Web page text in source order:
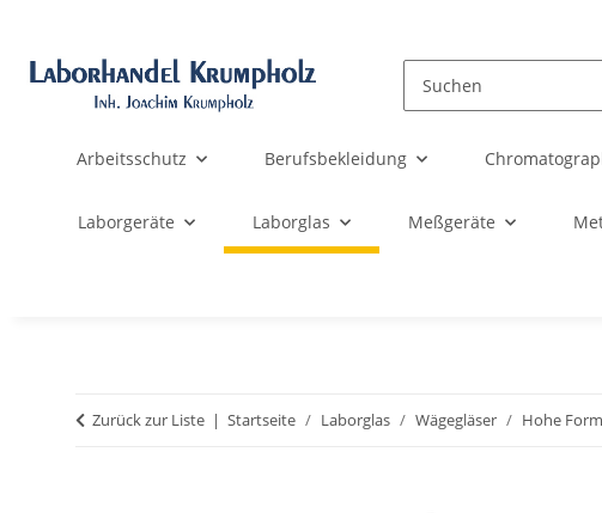
Arbeitsschutz Berufsbekleidung
Laborgeräte Laborglas Meßgeräte
Zurück zur Liste Startseite Laborglas Wägegläser Hohe Form